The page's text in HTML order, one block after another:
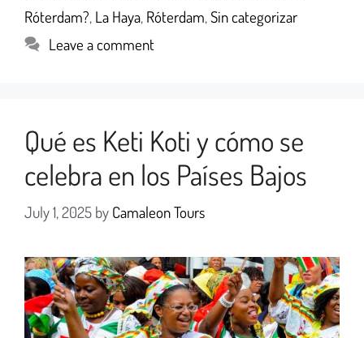
Róterdam?, La Haya, Róterdam,Sin categorizar
Leave a comment
Qué es Keti Koti y cómo se
celebra en los Países Bajos
July 1, 2025 by Camaleon Tours